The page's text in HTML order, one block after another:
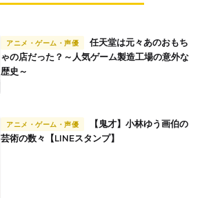
アニメ・ゲーム・声優
ゃの店だった？～人気ゲーム製造工場の意外な
歴史～
アニメ・ゲーム・声優
芸術の数々【LINEスタンプ】